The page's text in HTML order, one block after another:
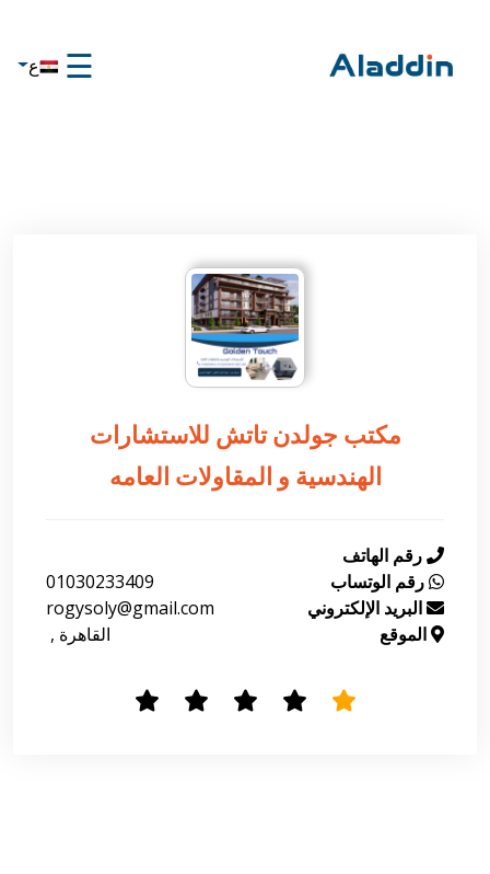
×
☰ ع
مكتب جولدن تاتش للاستشارات
الهندسية و المقاولات العامه
رقم الهاتف
رقم الوتساب
01030233409
البريد الإلكتروني
rogysoly@gmail.com
الموقع